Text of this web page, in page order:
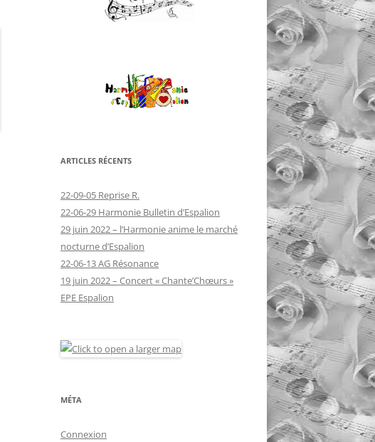
ARTICLES RÉCENTS
22-09-05 Reprise R.
22-06-29 Harmonie Bulletin d’Espalion
29 juin 2022 – l’Harmonie anime le marché
nocturne d’Espalion
22-06-13 AG Résonance
19 juin 2022 – Concert « Chante’Chœurs »
EPE Espalion
MÉTA
Connexion